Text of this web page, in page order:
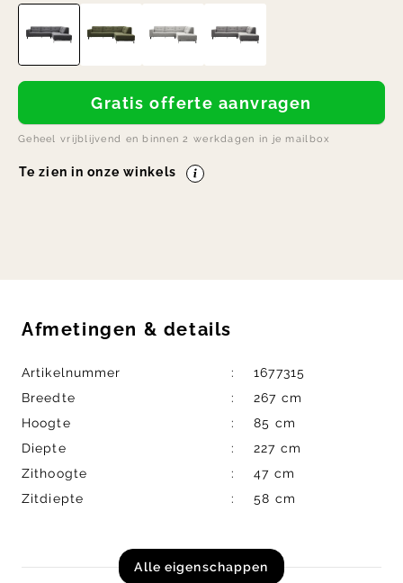
Gratis offerte aanvragen
Geheel vrijblijvend en binnen 2 werkdagen in je mailbox
Te zien in onze winkels
Afmetingen & details
Artikelnummer
1677315
Breedte
267 cm
Hoogte
85 cm
Diepte
227 cm
Zithoogte
47 cm
Zitdiepte
58 cm
Alle eigenschappen